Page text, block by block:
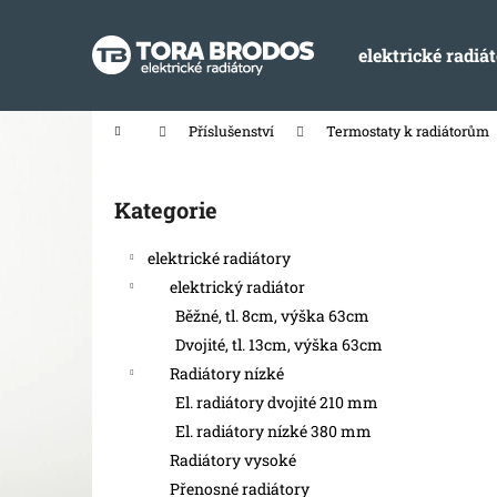
elektrické
Domů Příslušenství Termostaty k radiátorům
Přeskočit
kategorie
Kategorie
elektrické radiátory
elektrický radiátor
Běžné, tl. 8cm, výška 63cm
Dvojité, tl. 13cm, výška 63cm
Radiátory nízké
El. radiátory dvojité 210 mm
El. radiátory nízké 380 mm
Radiátory vysoké
Přenosné radiátory
Zpět
Zpět